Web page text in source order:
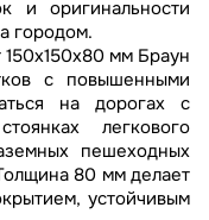
и оригинальности
городом.
150x150x80 мм Браун
с повышенными
на дорогах с
легкового
пешеходных
80 мм делает
устойчивым